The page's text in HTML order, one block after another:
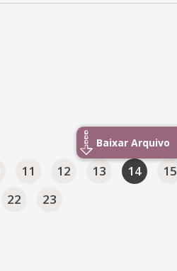
Baixar Arquivo
11 12 13 14
15
22 23